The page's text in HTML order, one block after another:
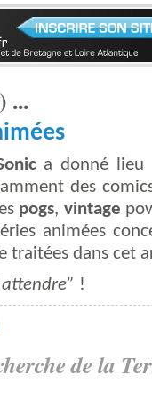
...
a donné lieu
des
pogs, vintage
animées
traitées dans cet
!
de la